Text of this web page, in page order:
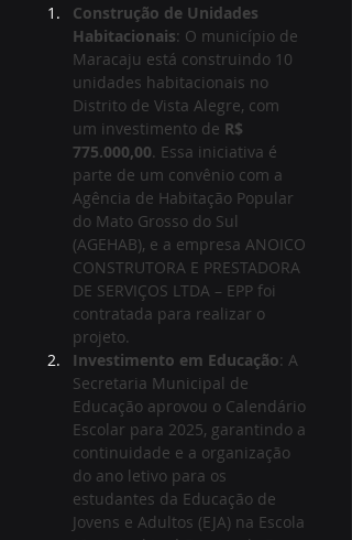
Construção de Unidades
Habitacionais: O município de
Maracaju está construindo 10
unidades habitacionais no
Distrito de Vista Alegre, com
um investimento de R$
775.000,00. Essa iniciativa é
parte de um convênio com a
Agência de Habitação Popular
do Mato Grosso do Sul
(AGEHAB), e a empresa ANOICO
CONSTRUTORA E PRESTADORA
DE SERVIÇOS LTDA – EPP foi
contratada para realizar o
projeto.
Investimento em Educação: A
Secretaria Municipal de
Educação aprovou o Calendário
Escolar para 2025, garantindo a
continuidade e a organização
do ano letivo para os
estudantes da Educação de
Jovens e Adultos (EJA) na Escola